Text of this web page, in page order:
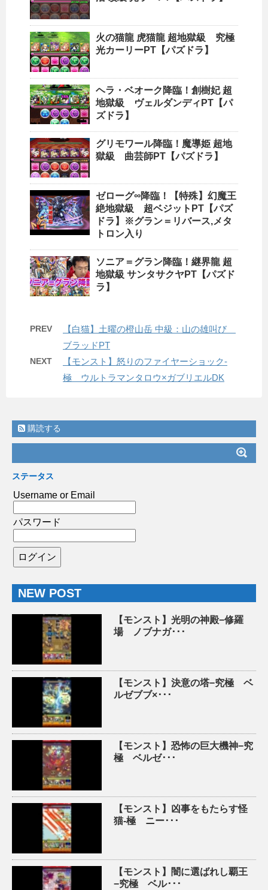
火の猫龍 虎猫龍 超地獄級 究極
光カーリーPT【パズドラ】
ヘラ・ベオーク降臨！創樹妃 超
地獄級 ヴェルダンディPT【パ
ズドラ】
グリモワール降臨！魔導姫 超地
獄級 曲芸師PT【パズドラ】
ゼローグ∞降臨！【特殊】幻魔王
絶地獄級 超ベジットPT【パズ
ドラ】※グラン＝リバース,メタ
トロン入り
ソニア＝グラン降臨！継界龍 超
地獄級 サンタサクヤPT【パズド
ラ】
PREV
【白猫】土曜の橙山岳 中級：山の雄叫び
ブラッドPT
NEXT
【モンスト】怒りのファイヤーショック-
極 ウルトラマンタロウ×ガブリエルDK
購読する
ステータス
Username or Email
パスワード
NEW POST
【モンスト】光明の神殿−修羅
場 ノブナガ･･･
【モンスト】決意の塔−究極 ベ
ルゼブブ×･･･
【モンスト】恐怖の巨大機神−究
極 ベルゼ･･･
【モンスト】凶事をもたらす怪
猫-極 ニー･･･
【モンスト】闇に選ばれし覇王
−究極 ベル･･･